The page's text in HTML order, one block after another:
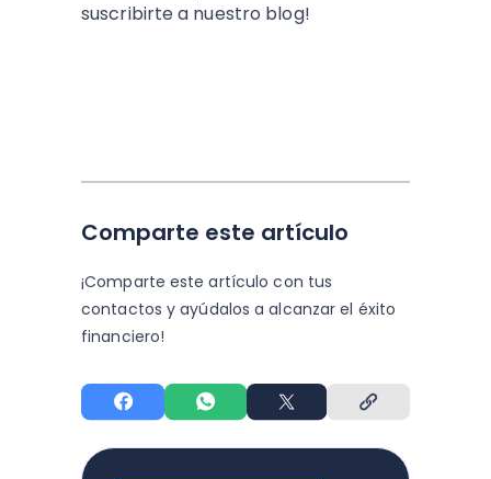
suscribirte a nuestro blog!
Comparte este artículo
¡Comparte este artículo con tus
contactos y ayúdalos a alcanzar el éxito
financiero!